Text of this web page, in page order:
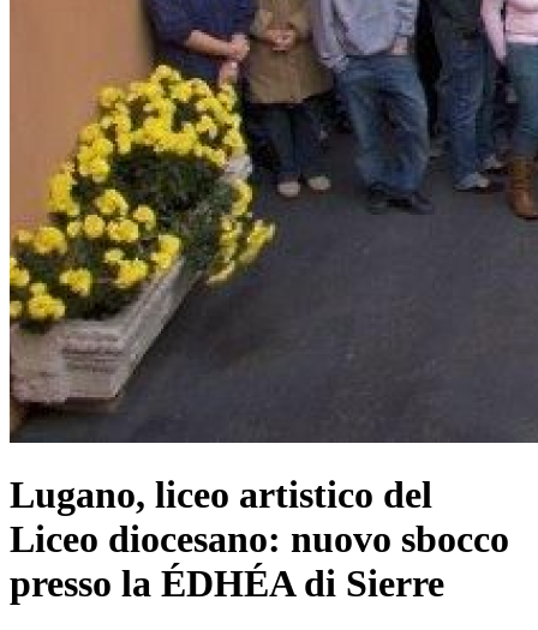
Lugano, liceo artistico del
Liceo diocesano: nuovo sbocco
presso la ÉDHÉA di Sierre